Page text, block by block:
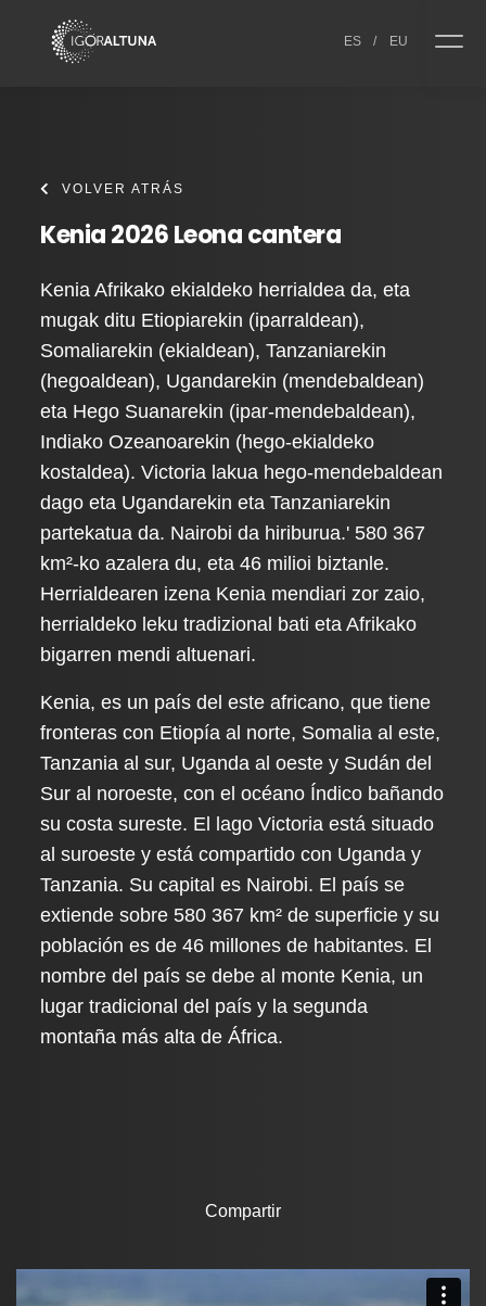
ES / EU
VOLVER ATRÁS
Kenia 2026 Leona cantera
Kenia Afrikako ekialdeko herrialdea da, eta
mugak ditu Etiopiarekin (iparraldean),
Somaliarekin (ekialdean), Tanzaniarekin
(hegoaldean), Ugandarekin (mendebaldean)
eta Hego Suanarekin (ipar-mendebaldean),
Indiako Ozeanoarekin (hego-ekialdeko
kostaldea). Victoria lakua hego-mendebaldean
dago eta Ugandarekin eta Tanzaniarekin
partekatua da. Nairobi da hiriburua.' 580 367
km²-ko azalera du, eta 46 milioi biztanle.
Herrialdearen izena Kenia mendiari zor zaio,
herrialdeko leku tradizional bati eta Afrikako
bigarren mendi altuenari.
Kenia, es un país del este africano, que tiene
fronteras con Etiopía al norte, Somalia al este,
Tanzania al sur, Uganda al oeste y Sudán del
Sur al noroeste, con el océano Índico bañando
su costa sureste. El lago Victoria está situado
al suroeste y está compartido con Uganda y
Tanzania. Su capital es Nairobi. El país se
extiende sobre 580 367 km² de superficie y su
población es de 46 millones de habitantes. El
nombre del país se debe al monte Kenia, un
lugar tradicional del país y la segunda
montaña más alta de África.
Compartir